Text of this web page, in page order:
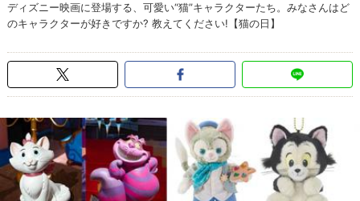
ディズニー映画に登場する、可愛い“猫”キャラクターたち。みなさんはど
のキャラクターが好きですか? 教えてください!【猫の日】